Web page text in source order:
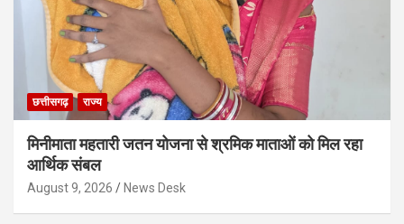
छत्तीसगढ़ राज्य
मिनीमाता महतारी जतन योजना से श्रमिक माताओं को मिल रहा
आर्थिक संबल
August 9, 2026 News Desk